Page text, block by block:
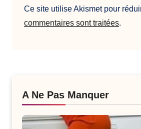
Ce site utilise Akismet pour
commentaires sont traitées.
A Ne Pas Manquer